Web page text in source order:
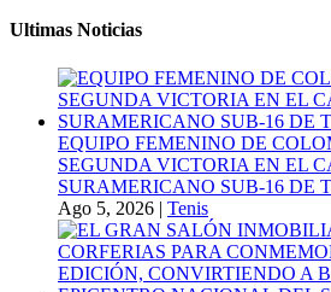
Ultimas Noticias
EQUIPO FEMENINO DE
SEGUNDA VICTORIA EN EL
SURAMERICANO SUB-16 DE
Ago 5, 2026 | Tenis